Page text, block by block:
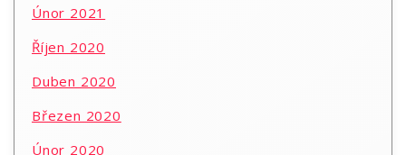
Únor 2021
Říjen 2020
Duben 2020
Březen 2020
Únor 2020